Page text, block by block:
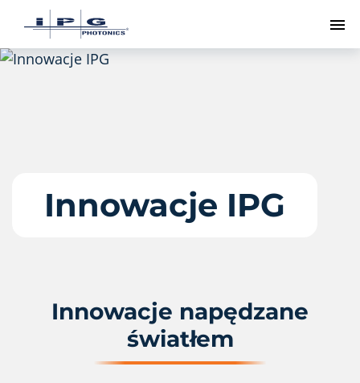
Innowacje IPG
Innowacje napędzane
światłem